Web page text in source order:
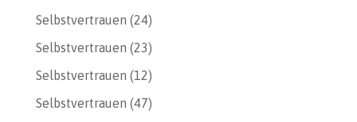
Selbstvertrauen (24)
Selbstvertrauen (23)
Selbstvertrauen (12)
Selbstvertrauen (47)